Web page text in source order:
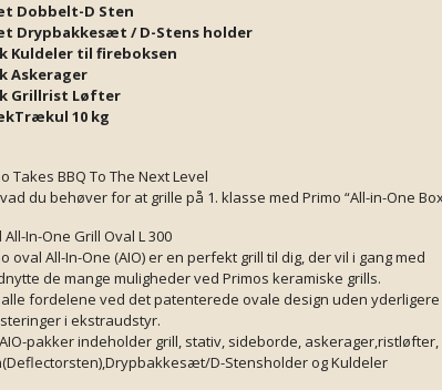
Dobbelt-D Sten
Drypbakkesæt / D-Stens holder
Kuldeler til fireboksen
Askerager
Grillrist Løfter
10 kg
Takes BBQ To The Next Level
du behøver for at grille på 1. klasse med Primo “All-in-One
All-In-One Grill Oval L 300
oval All-In-One (AIO) er en perfekt grill til dig, der vil i gang med
de mange muligheder ved Primos keramiske grills.
fordelene ved det patenterede ovale design uden yderligere
i ekstraudstyr.
pakker indeholder grill, stativ, sideborde, askerager,ristløfter,
D-Stensholder og Kuldeler